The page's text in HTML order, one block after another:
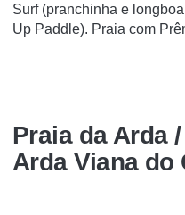
Surf (pranchinha e
Up Paddle). Praia com
Praia da Arda
Arda Viana do